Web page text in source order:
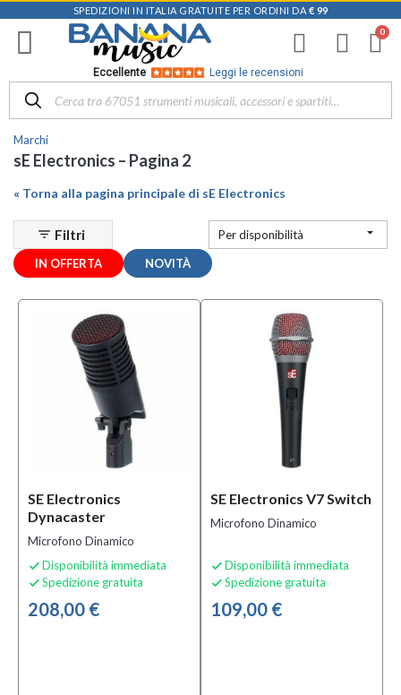
SPEDIZIONI IN ITALIA GRATUITE PER ORDINI DA € 99
Eccellente Leggi le recensioni
Marchi
sE Electronics – Pagina 2
« Torna alla pagina principale di sE Electronics
Filtra
i
risultati
Disponibile
in
Negozio
Music |
(11)
Mezzanota
Mezzanota
| Valdagno
Audio(2)
Accessori
per
Microfoni
(22)
Effetti e
Processori
IN OFFERTA NOVITÀ
filter_list Filtri Per disponibilità 
SE Electronics
Dynacaster
Microfono Dinamico
 Disponibilità immediata
 Spedizione gratuita
208,00 €
SE Electronics V7 Switch
Microfono Dinamico
 Disponibilità immediata
 Spedizione gratuita
109,00 €